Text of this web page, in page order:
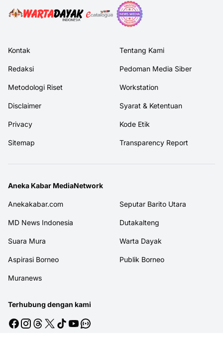
Kontak Tentang Kami
Redaksi Pedoman Media Siber
Metodologi Riset Workstation
Disclaimer Syarat & Ketentuan
Privacy Kode Etik
Sitemap Transparency Report
Aneka Kabar MediaNetwork
Anekakabar.com Seputar Barito Utara
MD News Indonesia Dutakalteng
Suara Mura Warta Dayak
Aspirasi Borneo Publik Borneo
Muranews
Terhubung dengan kami